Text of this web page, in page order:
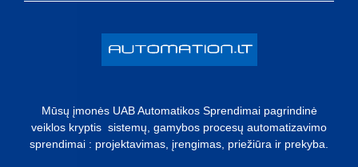
Mūsų įmonės UAB Automatikos Sprendimai pagrindinė
veiklos kryptis sistemų, gamybos procesų automatizavimo
sprendimai : projektavimas, įrengimas, priežiūra ir prekyba.